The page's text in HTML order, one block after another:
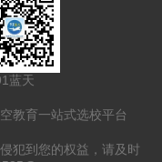
蓝天
教育一站式选校平台
犯到您的权益，请及时